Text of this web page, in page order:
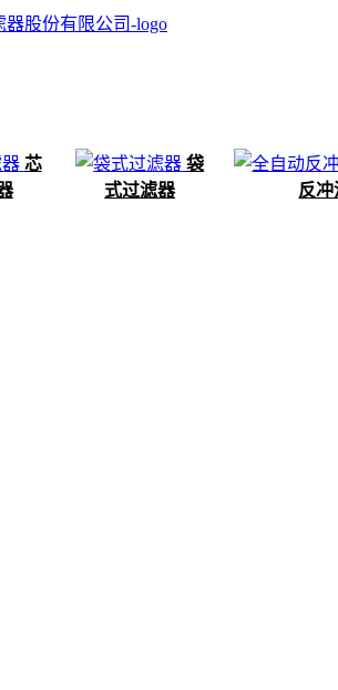
芯
袋
式过滤器
反冲